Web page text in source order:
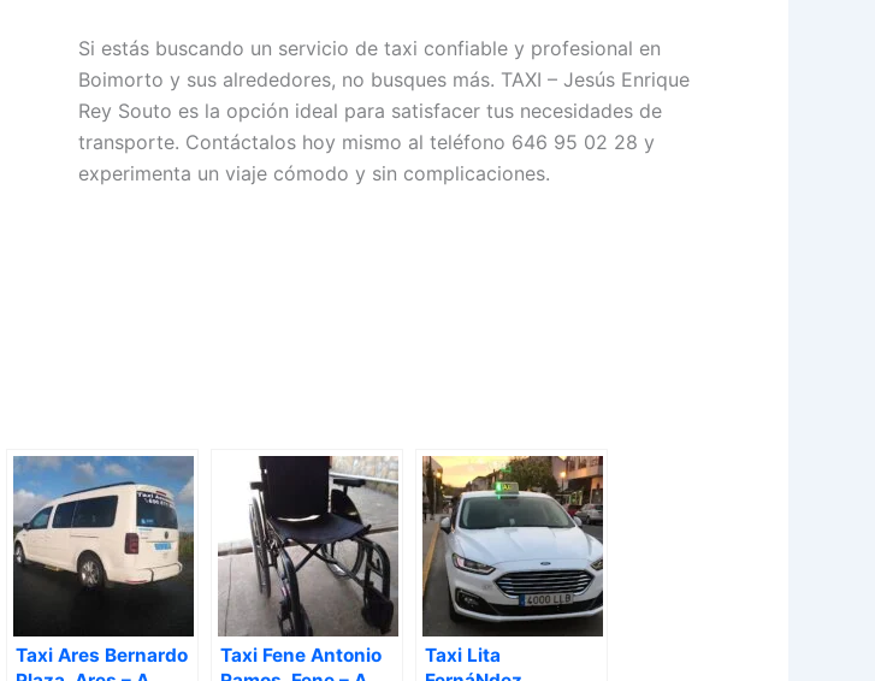
Si estás buscando un servicio de taxi confiable y profesional en
Boimorto y sus alrededores, no busques más. TAXI – Jesús Enrique
Rey Souto es la opción ideal para satisfacer tus necesidades de
transporte. Contáctalos hoy mismo al teléfono 646 95 02 28 y
experimenta un viaje cómodo y sin complicaciones.
Taxi Ares Bernardo
Taxi Fene Antonio
Taxi Lita